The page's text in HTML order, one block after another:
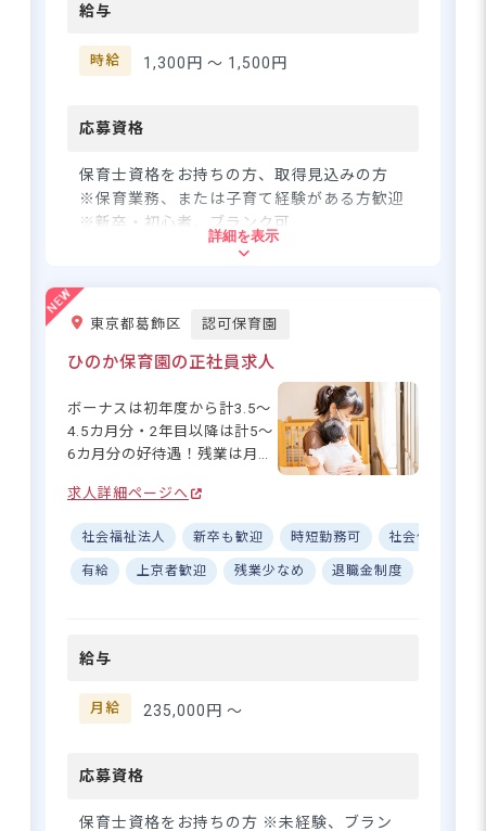
中で、子供たちが楽しみなが
る環境づくりを大切にしてい
ます。かわいい子供たちと明
日々の成長を間近で見守れる
個々の職員ともしっかり向き
合う社風なので、あなたの個
性を活かしてご活躍いただけ
大切にできる柔軟な環境◎】
当園ではスタッフが無理なく
働ける環境を整えています！
残業は一切なく、勤務時間も9
時～13時、14時～18時等のシ
談にも応じます。また、パー
トの方にも賞与支給の実績が
あり、頑張りがしっかり還元
給与
時給 1,300円 〜 1,500円
応募資格
保育士資格をお持ちの方、取得見込みの方
※保育業務、または子育て経験がある方歓迎
※新卒・初心者、ブランク可
東京都荒川区西尾久4-27-1ヴェルデ西尾久1
F
JR線「尾久駅」徒歩5分
都電荒川線「荒川遊園地前駅」徒歩5分
※自転車通勤OK
■近隣エリアからのアクセスをご紹介
駅」からJRで1駅5分！駅チカ感覚で通勤
可能です。
台東区（上野周辺）から：約15分 「上野
足立区（江北周辺）から：約20〜25分
荒川を渡ってすぐの好立地です。
埼玉県（川口市周辺）から：約20〜25分
です。
詳細を表示
東京都葛飾区 認可保育園
ひのか保育園の正社員求人
ボーナスは初年度から計3.5～
4.5カ月分・2年目以降は計5～
6カ月分の好待遇！残業は月平
手書き作業を減らし、業務は
分担しながら一人あたりの負
担を減らしており、働きやす
い環境を整えています。引っ
一から丁寧にサポートします
る方も安心して働いていけま
すよ。
求人詳細ページへ
社会福祉法人 新卒も歓迎 時短勤務可 社会保険完備
有給 上京者歓迎 残業少なめ 退職金制度
給与
月給 235,000円 〜
応募資格
保育士資格をお持ちの方 ※未経験、ブラン